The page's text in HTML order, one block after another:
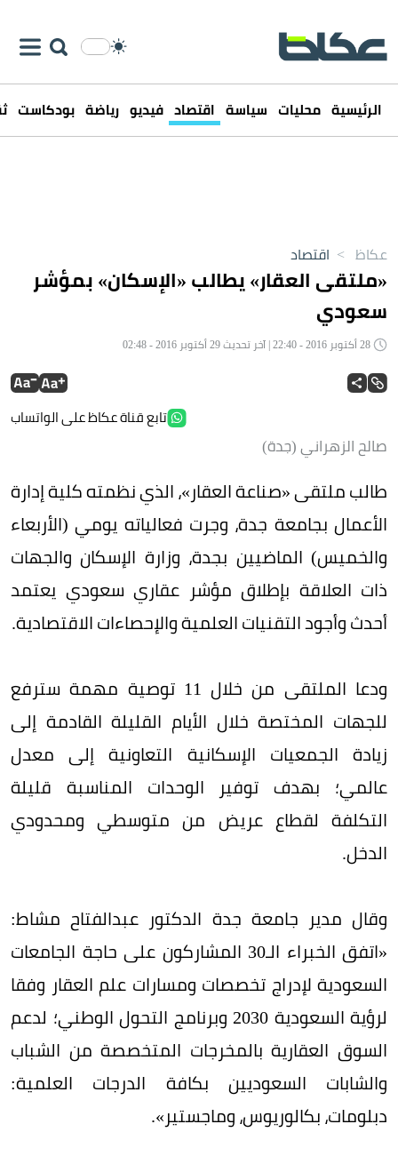
الرئيسية محليات سياسة اقتصاد فيديو رياضة بودكاست
عكاظ > اقتصاد
«ملتقى العقار» يطالب «الإسكان» بمؤشر
سعودي
تابع قناة عكاظ على الواتساب
صالح الزهراني (جدة)
طالب ملتقى «صناعة العقار»، الذي نظمته كلية إدارة
الأعمال بجامعة جدة، وجرت فعالياته يومي (الأربعاء
والخميس) الماضيين بجدة، وزارة الإسكان والجهات
ذات العلاقة بإطلاق مؤشر عقاري سعودي يعتمد
أحدث وأجود التقنيات العلمية والإحصاءات الاقتصادية.
ودعا الملتقى من خلال 11 توصية مهمة سترفع
للجهات المختصة خلال الأيام القليلة القادمة إلى
زيادة الجمعيات الإسكانية التعاونية إلى معدل
عالمي؛ بهدف توفير الوحدات المناسبة قليلة
التكلفة لقطاع عريض من متوسطي ومحدودي
الدخل.
وقال مدير جامعة جدة الدكتور عبدالفتاح مشاط:
«اتفق الخبراء الـ30 المشاركون على حاجة الجامعات
السعودية لإدراج تخصصات ومسارات علم العقار وفقا
لرؤية السعودية 2030 وبرنامج التحول الوطني؛ لدعم
السوق العقارية بالمخرجات المتخصصة من الشباب
والشابات السعوديين بكافة الدرجات العلمية:
دبلومات، بكالوريوس، وماجستير».